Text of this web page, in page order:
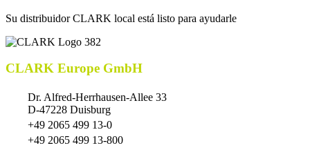
Su distribuidor CLARK local está listo para ayudarle
CLARK Europe GmbH
Dr. Alfred-Herrhausen-Allee 33
D-47228 Duisburg
+49 2065 499 13-0
+49 2065 499 13-800